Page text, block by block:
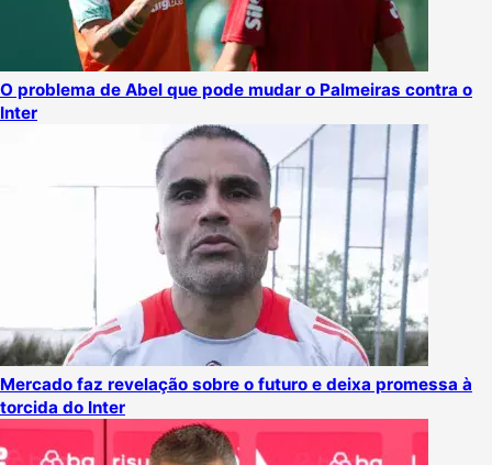
O problema de Abel que pode mudar o Palmeiras contra o
Inter
Mercado faz revelação sobre o futuro e deixa promessa à
torcida do Inter